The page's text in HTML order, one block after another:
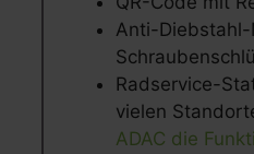
Anti-
Radservice-
vielen
ADAC die